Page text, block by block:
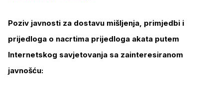
Poziv javnosti za dostavu mišljenja, primjedbi i
prijedloga o nacrtima prijedloga akata putem
Internetskog savjetovanja sa zainteresiranom
javnošću: